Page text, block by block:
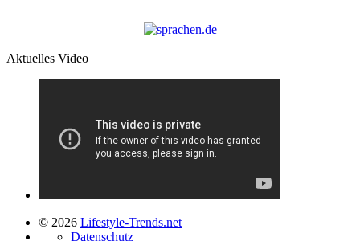
Aktuelles Video
© 2026 Lifestyle-Trends.net
Datenschutz